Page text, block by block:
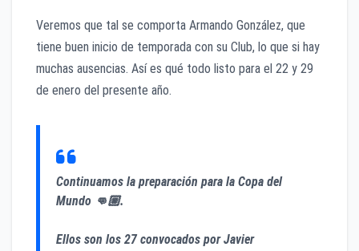
Veremos que tal se comporta Armando González, que
tiene buen inicio de temporada con su Club, lo que si hay
muchas ausencias. Así es qué todo listo para el 22 y 29
de enero del presente año.
Continuamos la preparación para la Copa del
Mundo 👊🏼.
Ellos son los 27 convocados por Javier